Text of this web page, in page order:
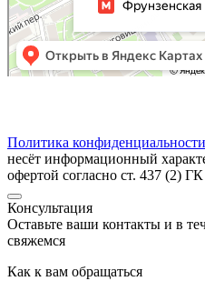
Политика конфиденциальности
несёт информационный
офертой согласно ст. 437 (2)
Консультация
Оставьте ваши контакты и в
свяжемся
Как к вам обращаться